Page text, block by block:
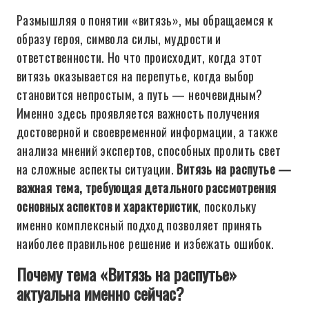
Размышляя о понятии «витязь», мы обращаемся к
образу героя, символа силы, мудрости и
ответственности. Но что происходит, когда этот
витязь оказывается на перепутье, когда выбор
становится непростым, а путь — неочевидным?
Именно здесь проявляется важность получения
достоверной и своевременной информации, а также
анализа мнений экспертов, способных пролить свет
на сложные аспекты ситуации. Витязь на распутье —
важная тема, требующая детального рассмотрения
основных аспектов и характеристик, поскольку
именно комплексный подход позволяет принять
наиболее правильное решение и избежать ошибок.
Почему тема «Витязь на распутье»
актуальна именно сейчас?